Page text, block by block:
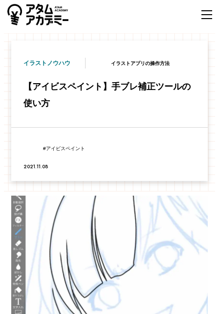
イラストノウハウ イラストアプリの操作方法
【アイビスペイント】手ブレ補正ツールの
使い方
アイビスペイント
2021.11.08